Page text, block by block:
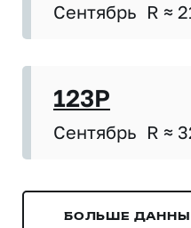
Сентябрь R ≈
123P
Сентябрь R ≈
БОЛЬШЕ